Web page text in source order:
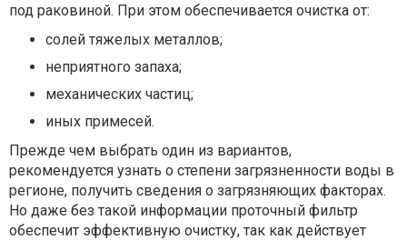
под раковиной. При этом обеспечивается очистка от:
солей тяжелых металлов;
неприятного запаха;
механических частиц;
иных примесей.
Прежде чем выбрать один из вариантов,
рекомендуется узнать о степени загрязненности воды в
регионе, получить сведения о загрязняющих факторах.
Но даже без такой информации проточный фильтр
обеспечит эффективную очистку, так как действует